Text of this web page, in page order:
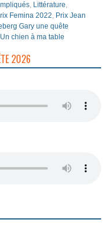
, Littérature,
Femina 2022, Prix Jean
Gary une quête
Un chien à ma table
2026